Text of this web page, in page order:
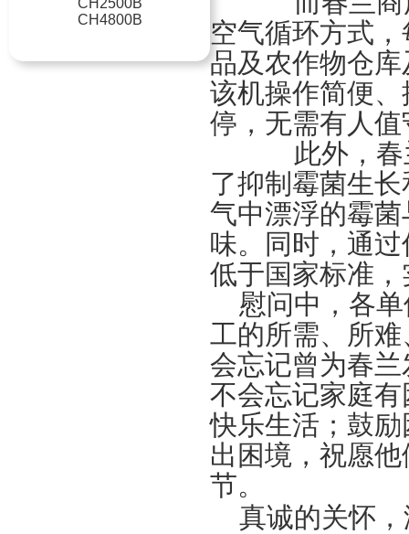
CH2500B
CH4800B
空气循环方式
品及农作物仓
该机操作简便
停，无需有人
此外，春
了抑制霉菌生
气中漂浮的霉
味。同时，通
低于国家标准
慰问中，各
工的所需、所
会忘记曾为春
不会忘记家庭
快乐生活；鼓
出困境，祝愿
节。
真诚的关怀